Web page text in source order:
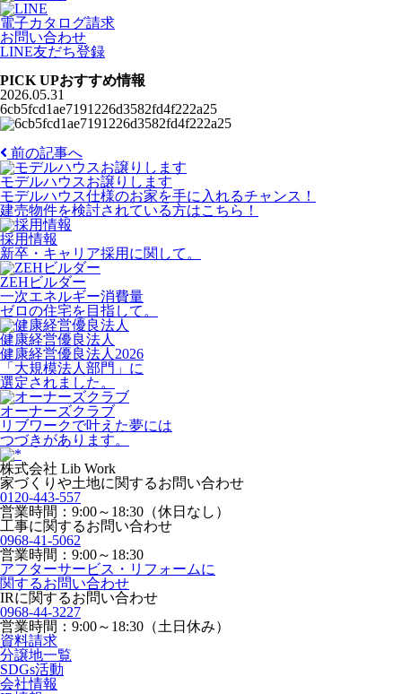
電子カタログ請求
お問い合わせ
LINE友だち登録
PICK UPおすすめ情報
2026.05.31
6cb5fcd1ae7191226d3582fd4f222a25
前の記事へ
モデルハウスお譲りします
モデルハウス仕様のお家を手に入れるチャンス！
建売物件を検討されている方はこちら！
採用情報
新卒・キャリア採用に関して。
ZEHビルダー
一次エネルギー消費量
ゼロの住宅を目指して。
健康経営優良法人
健康経営優良法人2026
「大規模法人部門」に
選定されました。
オーナーズクラブ
リブワークで叶えた夢には
つづきがあります。
株式会社 Lib Work
家づくりや土地に関するお問い合わせ
0120-443-557
営業時間：9:00～18:30（休日なし）
工事に関するお問い合わせ
0968-41-5062
営業時間：9:00～18:30
アフターサービス・リフォームに
関するお問い合わせ
IRに関するお問い合わせ
0968-44-3227
営業時間：9:00～18:30（土日休み）
資料請求
分譲地一覧
SDGs活動
会社情報